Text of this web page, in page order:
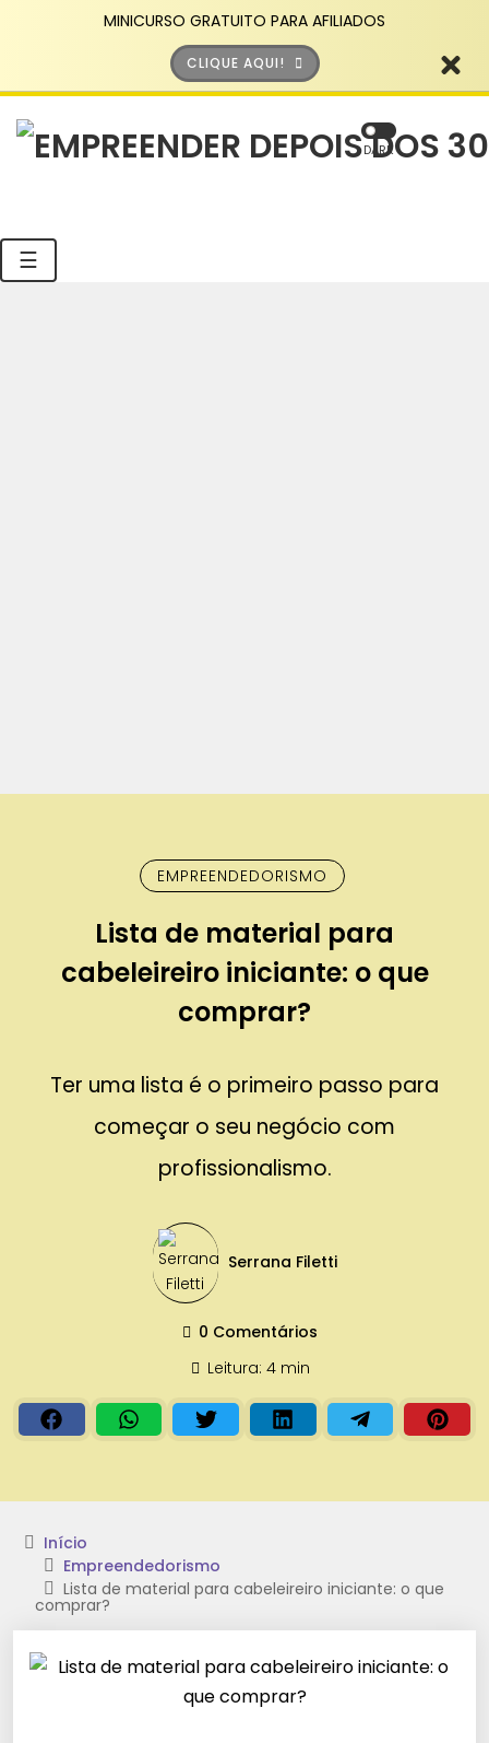
MINICURSO GRATUITO PARA AFILIADOS
CLIQUE AQUI!
☰
DARK
EMPREENDEDORISMO
Lista de material para
cabeleireiro iniciante: o que
comprar?
Ter uma lista é o primeiro passo para
começar o seu negócio com
profissionalismo.
Serrana Filetti
0 Comentários
Leitura: 4 min
Início
Empreendedorismo
Lista de material para cabeleireiro iniciante: o que
comprar?